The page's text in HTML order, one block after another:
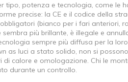
tipo, potenza e tecnologia, come le
precise: la CE e il codice della
(bianco per i fari anteriori,
più brillante, è illegale e
sempre più diffusa per la
as luci a stato solido, non si
calore e omologazione. Chi le
durante un controllo.